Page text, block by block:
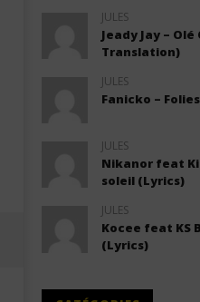
JULES
Jeady Jay –
Translation)
JULES
Fanicko –
JULES
Nikanor feat
soleil (Lyrics)
JULES
Kocee feat KS
(Lyrics)